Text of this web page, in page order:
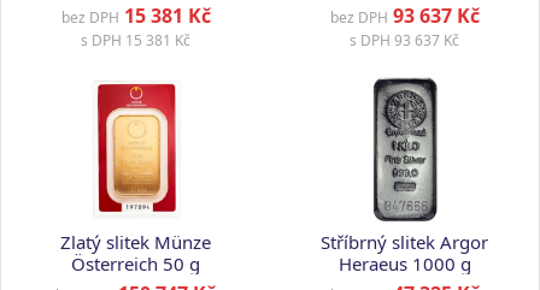
bez DPH 15 381 Kč
s DPH 15 381 Kč
bez DPH 93 637 Kč
s DPH 93 637 Kč
Zlatý slitek Münze
Österreich 50 g
Stříbrný slitek Argor
Heraeus 1000 g